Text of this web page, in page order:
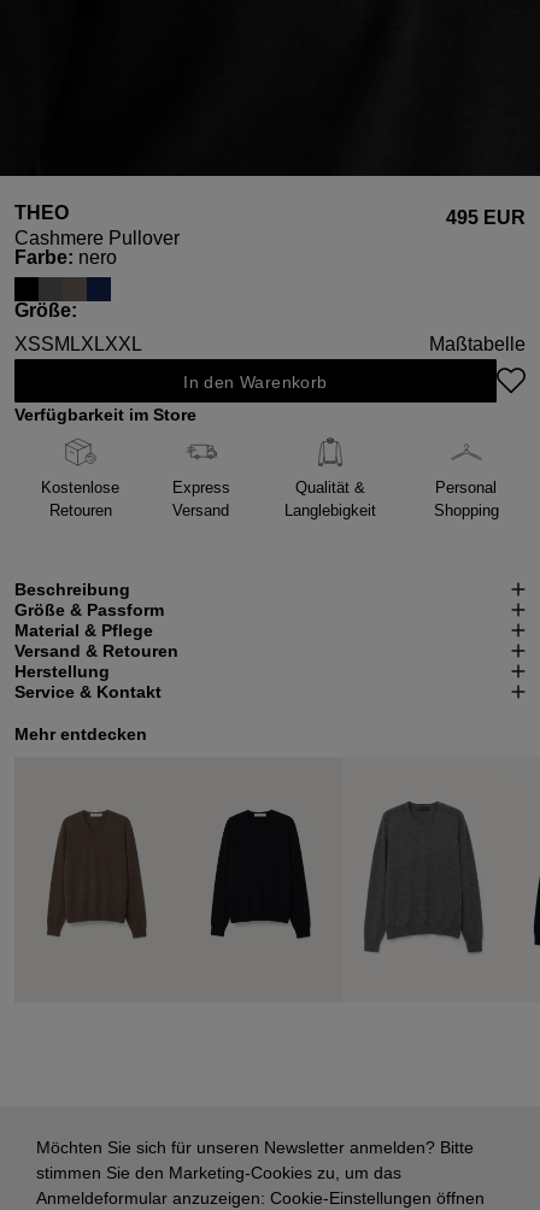
THEO
Cashmere Pullover
495 EUR
Farbeauswählen
: nero
Größeauswählen
:
XSSM LXLXXL Maßtabelle
In den Warenkorb
Verfügbarkeit im Store
Kostenlose
Retouren
Express
Versand
Qualität &
Langlebigkeit
Personal
Shopping
Beschreibung
Größe & Passform
Material & Pflege
Versand & Retouren
Herstellung
Service & Kontakt
Mehr entdecken
Möchten Sie sich für unseren Newsletter anmelden? Bitte
stimmen Sie den Marketing-Cookies zu, um das
Anmeldeformular anzuzeigen: Cookie-Einstellungen öffnen